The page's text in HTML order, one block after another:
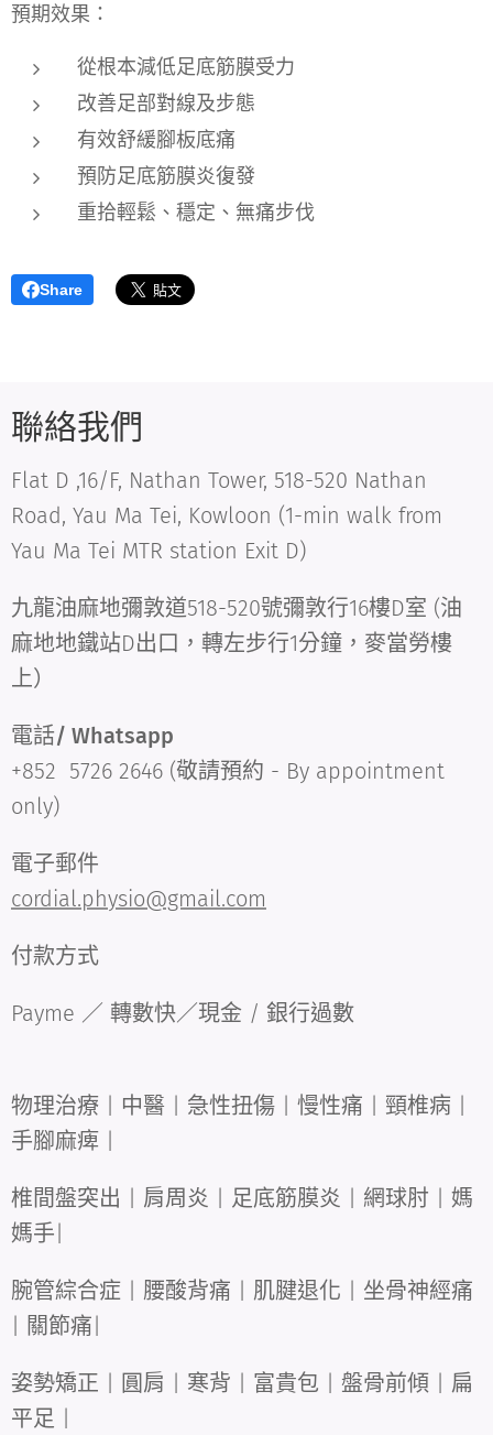
預期效果：
從根本減低足底筋膜受力
改善足部對線及步態
有效舒緩腳板底痛
預防足底筋膜炎復發
重拾輕鬆、穩定、無痛步伐
Share
聯絡我們
Flat D ,16/F, Nathan Tower, 518-520 Nathan
Road, Yau Ma Tei, Kowloon (1-min walk from
Yau Ma Tei MTR station Exit D)
九龍油麻地彌敦道518-520號彌敦行16樓D室 (油
麻地地鐵站D出口，轉左步行1分鐘，麥當勞樓
上）
電話/ Whatsapp
+852 5726 2646 (敬請預約 - By appointment
only)
電子郵件
cordial.physio@gmail.com
付款方式
Payme ／ 轉數快／現金 / 銀行過數
物理治療 | 中醫 | 急性扭傷 | 慢性痛 | 頸椎病 |
手腳麻痺 |
椎間盤突出 | 肩周炎 | 足底筋膜炎 | 網球肘 | 媽
媽手|
腕管綜合症 | 腰酸背痛 | 肌腱退化 | 坐骨神經痛
| 關節痛|
姿勢矯正 | 圓肩 | 寒背 | 富貴包 | 盤骨前傾 | 扁
平足 |